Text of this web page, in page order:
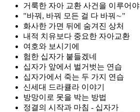
거룩한 자아 교환 사건을 이루어야
"바꿔, 바꿔 모든 걸 다 바꿔∼"
화사한 가면 뒤에 숨겨진 상처
내적 치유보다 중요한 자아교환
여호와 보시기에
험한 십자가 붙들겠네
십자가 앞에서 벌거벗는 연습
십자가에서 죽는 두 가지 연습
신세대 드라큘라 이야기
방망이로 못을 박는 방법
정결의 시작과 마침 - 십자가